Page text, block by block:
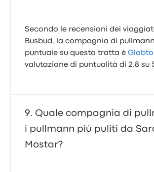
Secondo le recensioni dei
Busbud, la compagnia di
puntuale su questa tratta è
valutazione di puntualità di 2.8 su
Quale compagnia di
i pullmann più puliti da
Mostar?